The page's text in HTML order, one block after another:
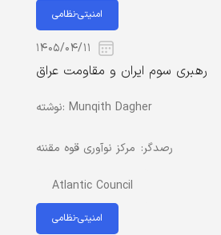
امنیتی-نظامی
۱۴۰۵/۰۴/۱۱
رهبری سوم ایران و مقاومت عراق
نوشته: Munqith Dagher
رصدگر: مرکز نوآوری قوه مقننه
Atlantic Council
امنیتی-نظامی